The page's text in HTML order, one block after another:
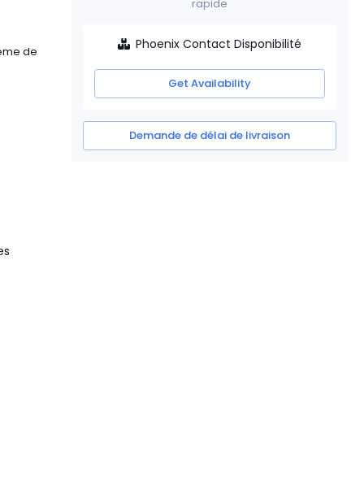
de
rapide
Phoenix Contact Disponibilité
Get Availability
Demande de délai de livraison